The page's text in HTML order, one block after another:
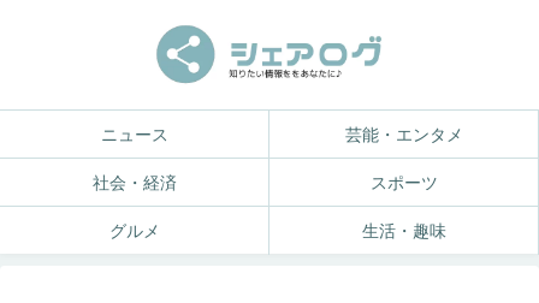
ニュース 芸能・エンタメ
社会・経済 スポーツ
グルメ 生活・趣味